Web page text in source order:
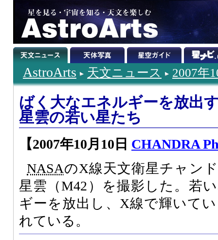
AstroArts 天文ニュース 2007年
ばく大なエネルギーを放出
星雲の若い星たち
【2007年10月10日 CHANDRA
NASAのX線天文衛星チャン
星雲（M42）を撮影した。若
ギーを放出し、X線で輝いて
れている。